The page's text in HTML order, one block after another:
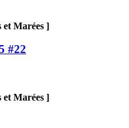
et Marées ]
#22
et Marées ]